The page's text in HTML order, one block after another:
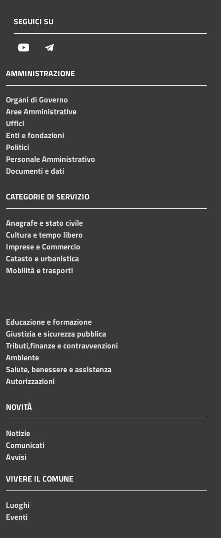
SEGUICI SU
Youtube
AMMINISTRAZIONE
Organi di Governo
Aree Amministrative
Uffici
Enti e fondazioni
Politici
Personale Amministrativo
Documenti e dati
CATEGORIE DI SERVIZIO
Anagrafe e stato civile
Cultura e tempo libero
Imprese e Commercio
Catasto e urbanistica
Mobilità e trasporti
Educazione e formazione
Giustizia e sicurezza pubblica
Tributi,finanze e contravvenzioni
Ambiente
Salute, benessere e assistenza
Autorizzazioni
NOVITÀ
Notizie
Comunicati
Avvisi
VIVERE IL COMUNE
Luoghi
Eventi